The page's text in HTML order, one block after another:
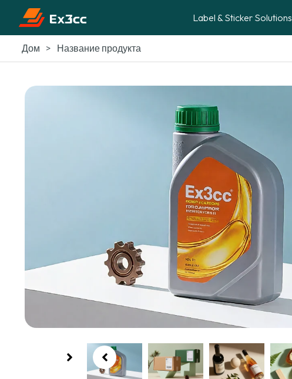
Label & Sticker Solutions
Дом > Название продукта